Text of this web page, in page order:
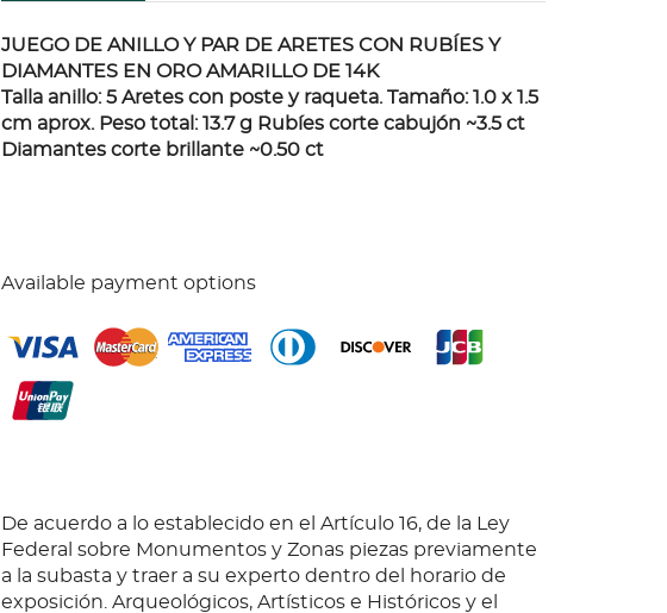
JUEGO DE ANILLO Y PAR DE ARETES CON RUBÍES Y
DIAMANTES EN ORO AMARILLO DE 14K
Talla anillo: 5 Aretes con poste y raqueta. Tamaño: 1.0 x 1.5
cm aprox. Peso total: 13.7 g Rubíes corte cabujón ~3.5 ct
Diamantes corte brillante ~0.50 ct
Available payment options
De acuerdo a lo establecido en el Artículo 16, de la Ley
Federal sobre Monumentos y Zonas piezas previamente
a la subasta y traer a su experto dentro del horario de
exposición. Arqueológicos, Artísticos e Históricos y el